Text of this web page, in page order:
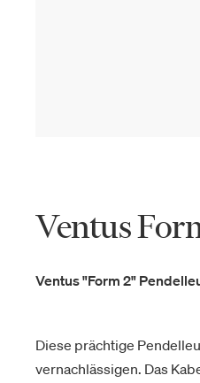
Ventus
Ventus "Form 2"
Diese prächtige
vernachlässigen. Das